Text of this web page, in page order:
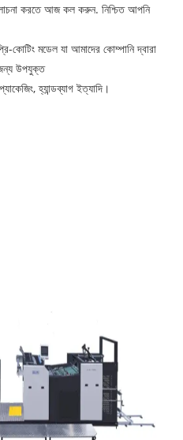
করতে আজ কল করুন. নিশ্চিত আপনি
মডেল যা আমাদের কোম্পানি দ্বারা
জন্য উপযুক্ত
হ্যান্ডব্যাগ ইত্যাদি।